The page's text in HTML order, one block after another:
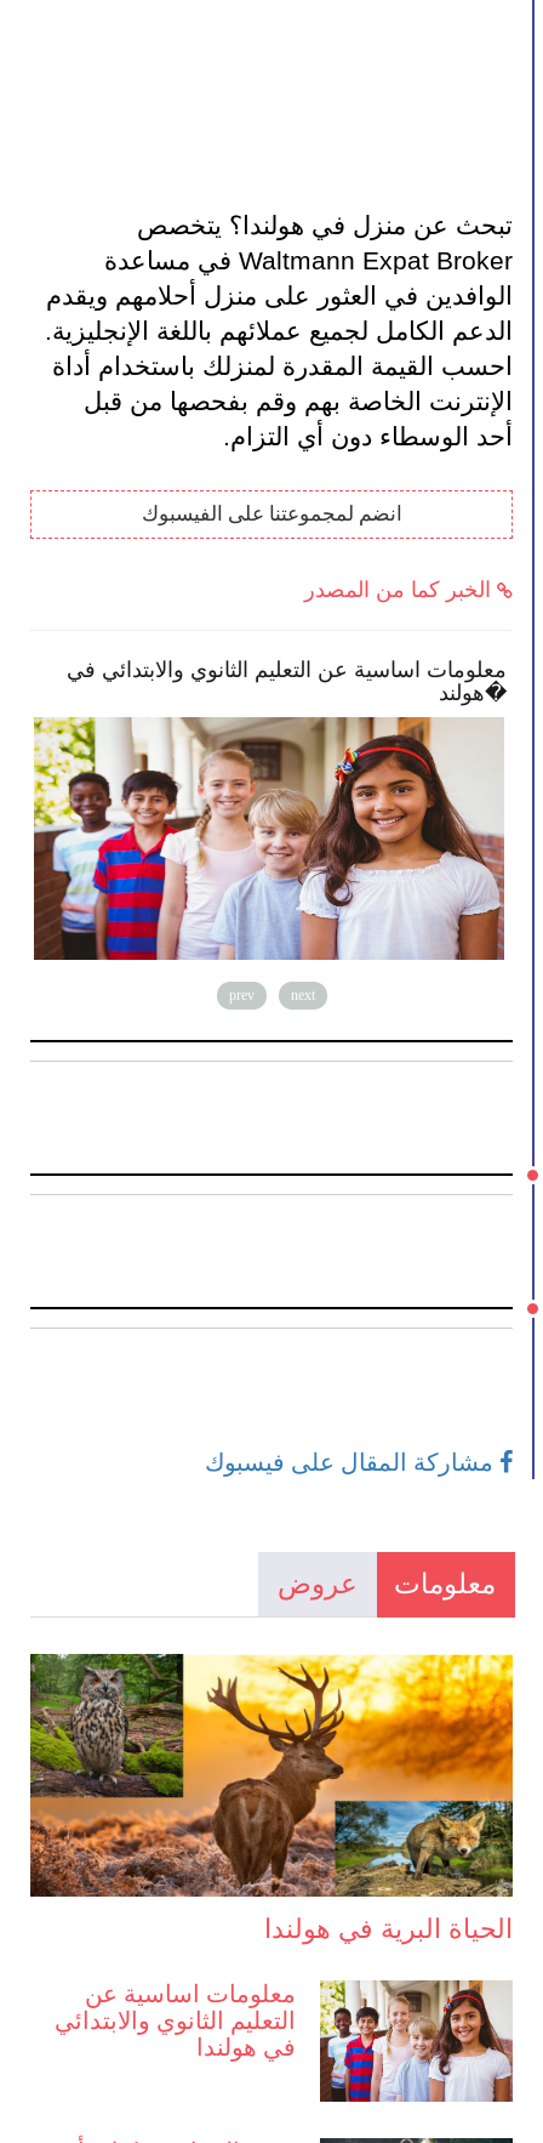
أحد الوسطاء دون أي التزام.
انضم لمجموعتنا على الفيسبوك
الخبر كما من المصدر
بعض النصائح تمكنك بأن تصبح أكثر انخراطًا في
مدرسة طفلك
prev next
مشاركة المقال على فيسبوك
معلومات عروض
الحياة البرية في هولندا
معلومات اساسية عن
التعليم الثانوي والابتدائي
في هولندا